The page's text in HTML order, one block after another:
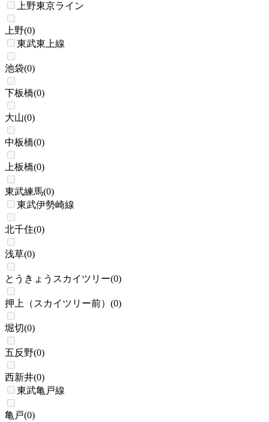
上野東京ライン
上野(0)
東武東上線
池袋(0)
下板橋(0)
大山(0)
中板橋(0)
上板橋(0)
東武練馬(0)
東武伊勢崎線
北千住(0)
浅草(0)
とうきょうスカイツリー(0)
押上（スカイツリー前） (0)
堀切(0)
五反野(0)
西新井(0)
東武亀戸線
亀戸(0)